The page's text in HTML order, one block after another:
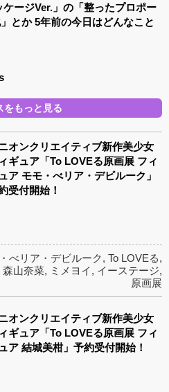
ージVer.」の「整ったプロポー
とか 5年前の今日はどんなこと
をもっと見る
オンクリエイティブ新作美少女
ギュア「To LOVEる原画展 フィ
ア モモ・べリア・デビルーク」
受付開始！
べリア・デビルーク, To LOVEる,
森山奈菜, ミメヨイ, イーステージ,
原画展
オンクリエイティブ新作美少女
ギュア「To LOVEる原画展 フィ
ア 結城美柑」予約受付開始！